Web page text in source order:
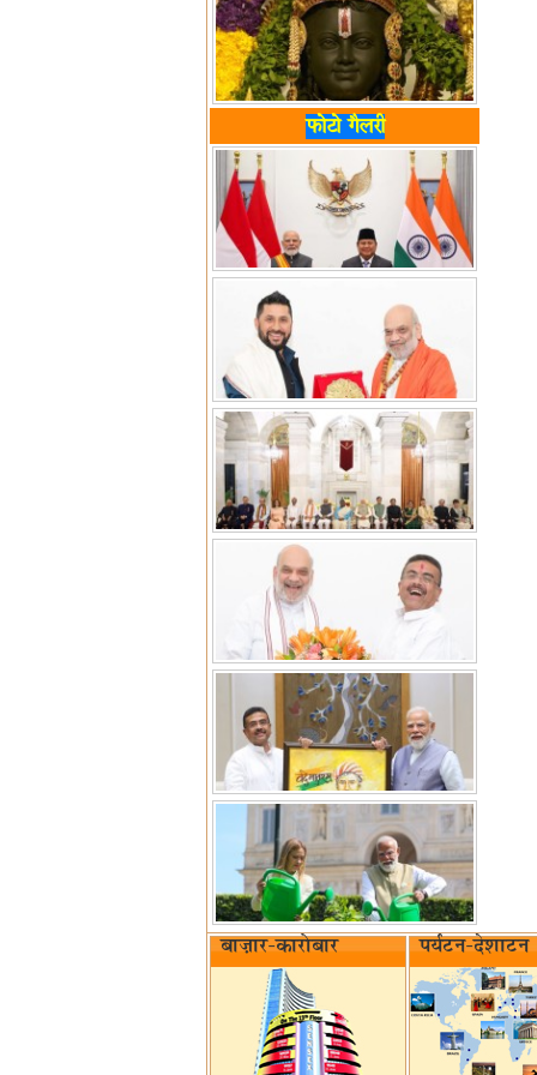
फोटो गैलरी
बाज़ार-कारोबार पर्यटन-देशाटन